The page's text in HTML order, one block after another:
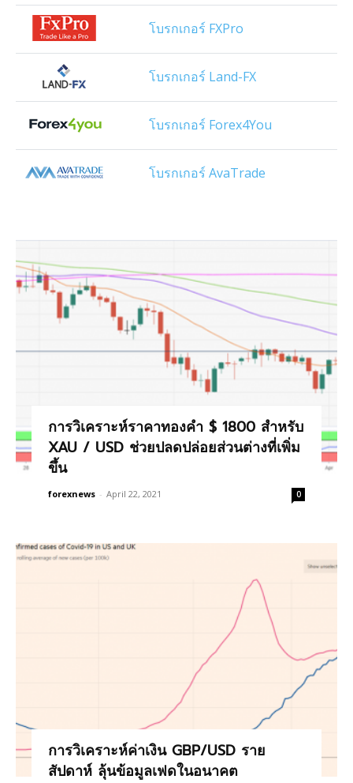
โบรกเกอร์ FXPro
โบรกเกอร์ Land-FX
โบรกเกอร์ Forex4You
โบรกเกอร์ AvaTrade
การวิเคราะห์ราคาทองคำ $ 1800 สำหรับ
XAU / USD ช่วยปลดปล่อยส่วนต่างที่เพิ่ม
ขึ้น
forexnews - April 22, 2021 0
การวิเคราะห์ค่าเงิน GBP/USD ราย
สัปดาห์ ลุ้นข้อมูลเฟดในอนาคต